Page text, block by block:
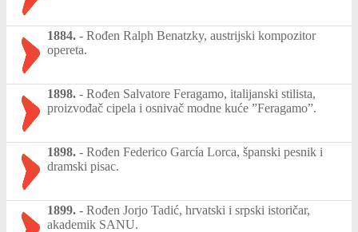
1884. - Rođen Ralph Benatzky, austrijski kompozitor
opereta.
1898. - Rođen Salvatore Feragamo, italijanski stilista,
proizvođač cipela i osnivač modne kuće ”Feragamo”.
1898. - Rođen Federico García Lorca, španski pesnik i
dramski pisac.
1899. - Rođen Jorjo Tadić, hrvatski i srpski istoričar,
akademik SANU.